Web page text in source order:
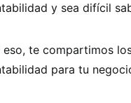
y sea difícil
eso, te compartimos
para tu